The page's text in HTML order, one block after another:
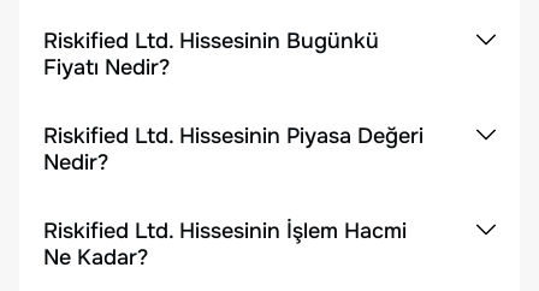
Riskified Ltd. Hissesinin Bugünkü
Fiyatı Nedir?
Riskified Ltd. Hissesinin Piyasa Değeri
Nedir?
Riskified Ltd. Hissesinin İşlem Hacmi
Ne Kadar?